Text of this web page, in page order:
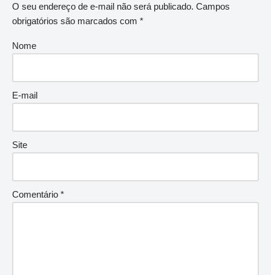
O seu endereço de e-mail não será publicado. Campos
obrigatórios são marcados com *
Nome
E-mail
Site
Comentário *